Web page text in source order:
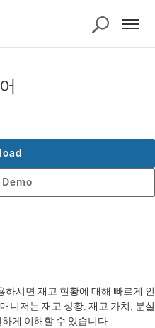
시면 재고 현황에 대해 빠르게 인
니저는 재고 상황, 재고 가치, 분실
게 이해할 수 있습니다.